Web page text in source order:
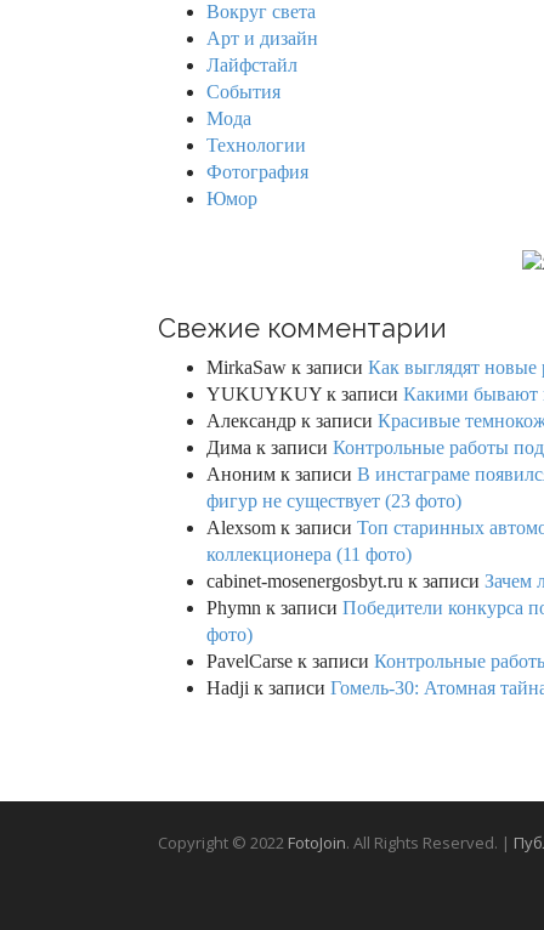
Вокруг света
Арт и дизайн
Лайфстайл
События
Мода
Технологии
Фотография
Юмор
Свежие комментарии
MirkaSaw к записи Как выглядят новые
YUKUYKUY к записи Какими бывают
Александр к записи Красивые
Дима к записи Контрольные работы
Аноним к записи В инстаграме
фигур не существует (23 фото)
Alexsom к записи Топ старинных
коллекционера (11 фото)
cabinet-mosenergosbyt.ru к записи Зачем
Phymn к записи Победители конкурса
фото)
PavelCarse к записи Контрольные
Hadji к записи Гомель-30: Атомная
Copyright © 2022 FotoJoin. All Rights Reserved. |